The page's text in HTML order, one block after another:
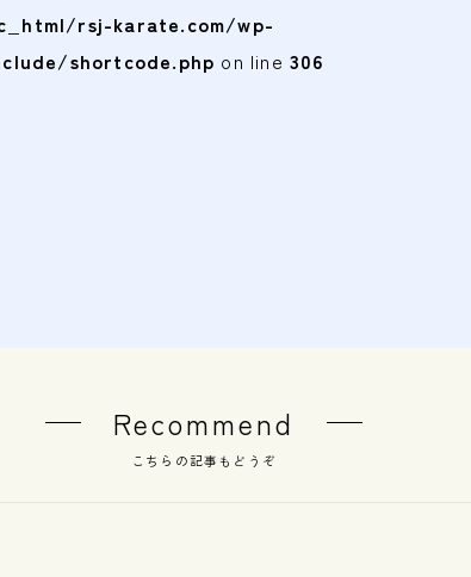
rsj-karate.com/wp-
shortcode.php on line306
Recommend
こちらの記事もどうぞ